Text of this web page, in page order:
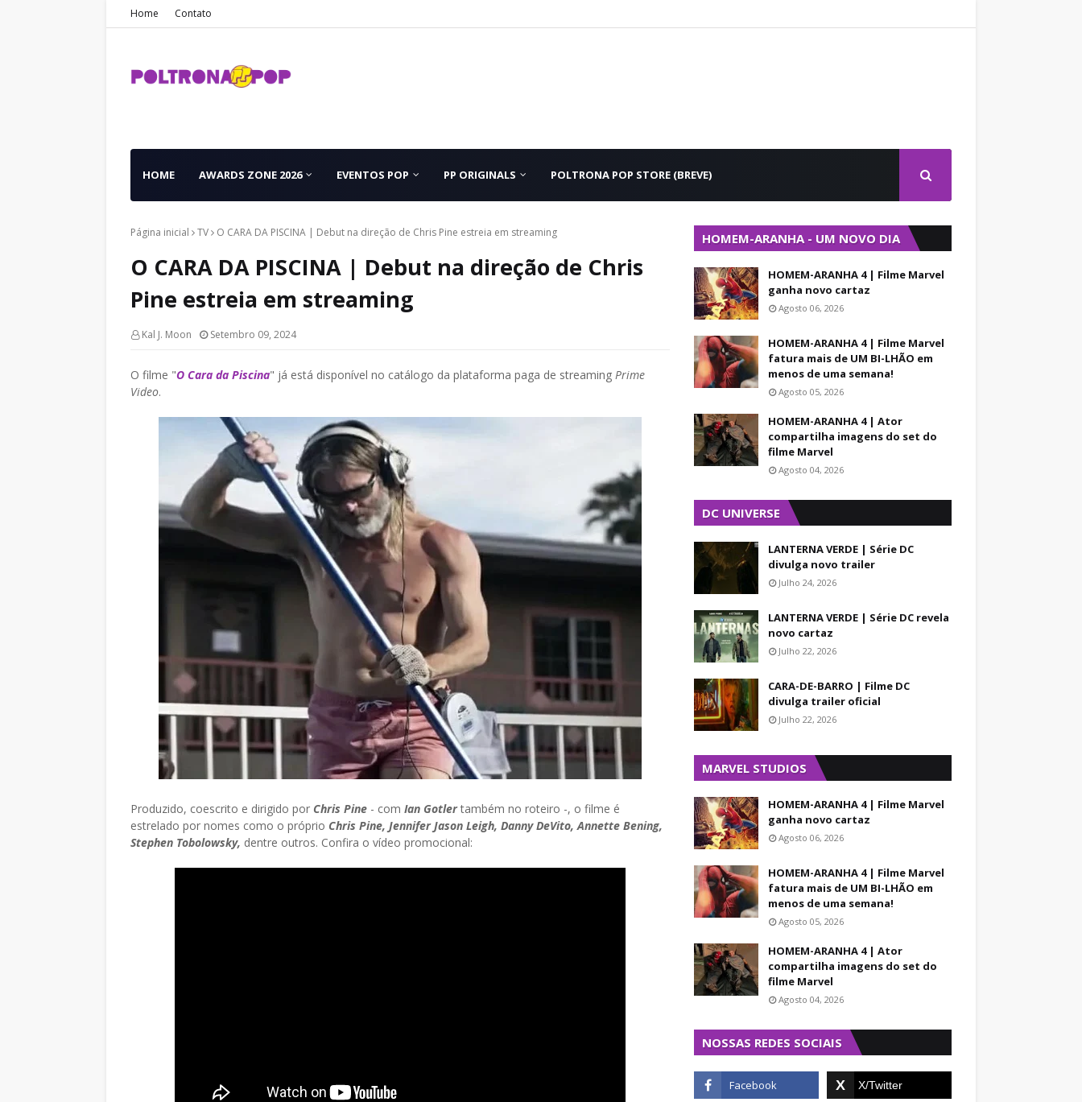
Home Contato
HOME AWARDS ZONE 2026 EVENTOS POP PP ORIGINALS POLTRONA POP STORE (BREVE)
Página inicial TV O CARA DA PISCINA | Debut na direção de Chris Pine estreia em streaming
O CARA DA PISCINA | Debut na direção de Chris
Pine estreia em streaming
Kal J. Moon Setembro 09, 2024
O filme "O Cara da Piscina" já está disponível no catálogo da plataforma paga de streaming Prime
Video.
Produzido, coescrito e dirigido por Chris Pine - com Ian Gotlertambém no roteiro -, o filme é
estrelado por nomes como o próprio Chris Pine, Jennifer Jason Leigh, Danny DeVito, Annette Bening,
Stephen Tobolowsky, dentre outros. Confira o vídeo promocional:
HOMEM-ARANHA - UM NOVO DIA
HOMEM-ARANHA 4 | Filme Marvel
ganha novo cartaz
Agosto 06, 2026
HOMEM-ARANHA 4 | Filme Marvel
fatura mais de UM BI-LHÃO em
menos de uma semana!
Agosto 05, 2026
HOMEM-ARANHA 4 | Ator
compartilha imagens do set do
filme Marvel
Agosto 04, 2026
DC UNIVERSE
LANTERNA VERDE | Série DC
divulga novo trailer
Julho 24, 2026
LANTERNA VERDE | Série DC revela
novo cartaz
Julho 22, 2026
CARA-DE-BARRO | Filme DC
divulga trailer oficial
Julho 22, 2026
MARVEL STUDIOS
HOMEM-ARANHA 4 | Filme Marvel
ganha novo cartaz
Agosto 06, 2026
HOMEM-ARANHA 4 | Filme Marvel
fatura mais de UM BI-LHÃO em
menos de uma semana!
Agosto 05, 2026
HOMEM-ARANHA 4 | Ator
compartilha imagens do set do
filme Marvel
Agosto 04, 2026
NOSSAS REDES SOCIAIS